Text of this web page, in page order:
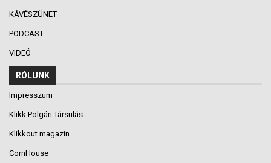
KÁVÉSZÜNET
PODCAST
VIDEÓ
RÓLUNK
Impresszum
Klikk Polgári Társulás
Klikkout magazin
CornHouse